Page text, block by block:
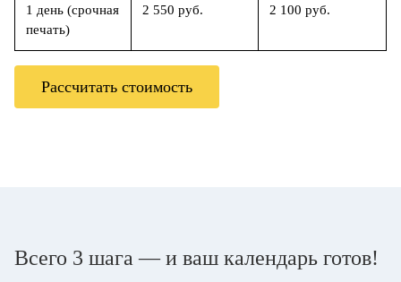
1 день (срочная
печать)
2 550 руб. 2 100 руб.
Рассчитать стоимость
Всего 3 шага — и ваш календарь готов!